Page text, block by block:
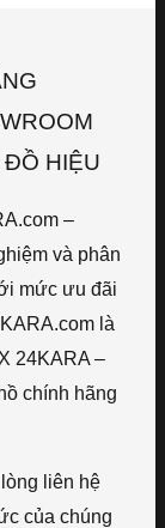
HIỆU
–
và phân
mức ưu đãi
là
24KARA –
chính hãng
liên hệ
của chúng